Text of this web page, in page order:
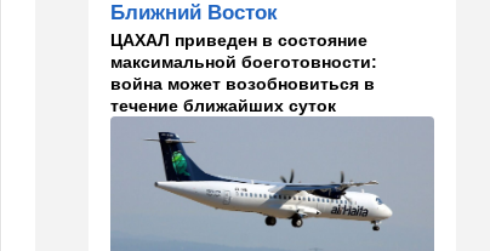
безопасность и советы
пассажирам
13:58 Здоровье
Какие продукты помогают
легче переносить стресс:
что выяснили ученые
Ближний Восток
Ближний Восток
ЦАХАЛ приведен в состояние
максимальной боеготовности:
война может возобновиться в
течение ближайших суток